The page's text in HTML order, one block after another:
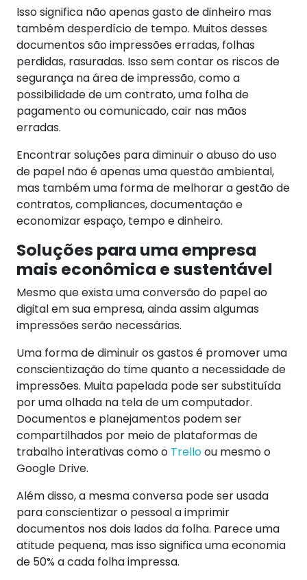
Isso significa não apenas gasto de dinheiro mas
também desperdício de tempo. Muitos desses
documentos são impressões erradas, folhas
perdidas, rasuradas. Isso sem contar os riscos de
segurança na área de impressão, como a
possibilidade de um contrato, uma folha de
pagamento ou comunicado, cair nas mãos
erradas.
Encontrar soluções para diminuir o abuso do uso
de papel não é apenas uma questão ambiental,
mas também uma forma de melhorar a gestão de
contratos, compliances, documentação e
economizar espaço, tempo e dinheiro.
Soluções para uma empresa
mais econômica e sustentável
Mesmo que exista uma conversão do papel ao
digital em sua empresa, ainda assim algumas
impressões serão necessárias.
Uma forma de diminuir os gastos é promover uma
conscientização do time quanto a necessidade de
impressões. Muita papelada pode ser substituída
por uma olhada na tela de um computador.
Documentos e planejamentos podem ser
compartilhados por meio de plataformas de
trabalho interativas como o Trelloou mesmo o
Google Drive.
Além disso, a mesma conversa pode ser usada
para conscientizar o pessoal a imprimir
documentos nos dois lados da folha. Parece uma
atitude pequena, mas isso significa uma economia
de 50% a cada folha impressa.